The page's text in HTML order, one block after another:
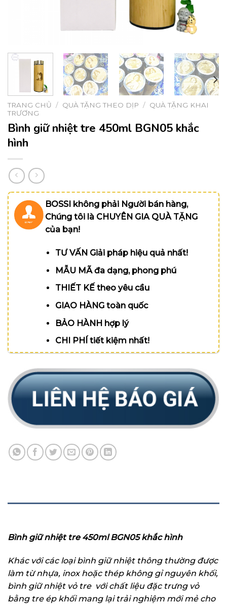
TRANG CHỦ / QUÀ TẶNG THEO DỊP / QUÀ TẶNG KHAI
TRƯƠNG
Bình giữ nhiệt tre 450ml BGN05 khắc
hình
BOSSI không phải Người bán hàng,
Chúng tôi là CHUYÊN GIA QUÀ TẶNG
của bạn!
TƯ VẤN Giải pháp hiệu quả nhất!
MẪU MÃ đa dạng, phong phú
THIẾT KẾ theo yêu cầu
GIAO HÀNG toàn quốc
BẢO HÀNH hợp lý
CHI PHÍ tiết kiệm nhất!
Bình giữ nhiệt tre 450ml BGN05 khắc hình
Khác với các loại bình giữ nhiệt thông thường được
làm từ nhựa, inox hoặc thép không gỉ nguyên khối,
bình giữ nhiệt vỏ tre với chất liệu đặc trưng vỏ
bằng tre ép khối mang lại trải nghiệm mới mẻ cho